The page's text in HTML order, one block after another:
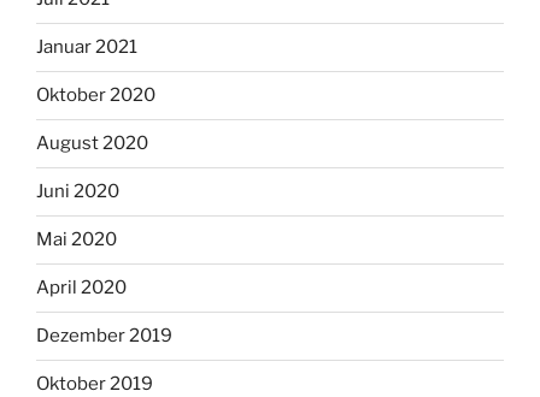
Januar 2021
Oktober 2020
August 2020
Juni 2020
Mai 2020
April 2020
Dezember 2019
Oktober 2019